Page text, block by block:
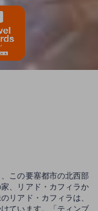
この要塞都市の北西部
、リアド・カフィラか
リアド・カフィラは、
ています。「ティンブ